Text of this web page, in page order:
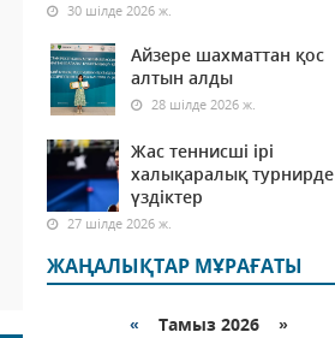
30 шілде 2026 ж.
Айзере шахматтан қос
алтын алды
28 шілде 2026 ж.
Жас теннисші ірі
халықаралық турнирде
үздіктер
27 шілде 2026 ж.
ЖАҢАЛЫҚТАР МҰРАҒАТЫ
« Тамыз 2026 »